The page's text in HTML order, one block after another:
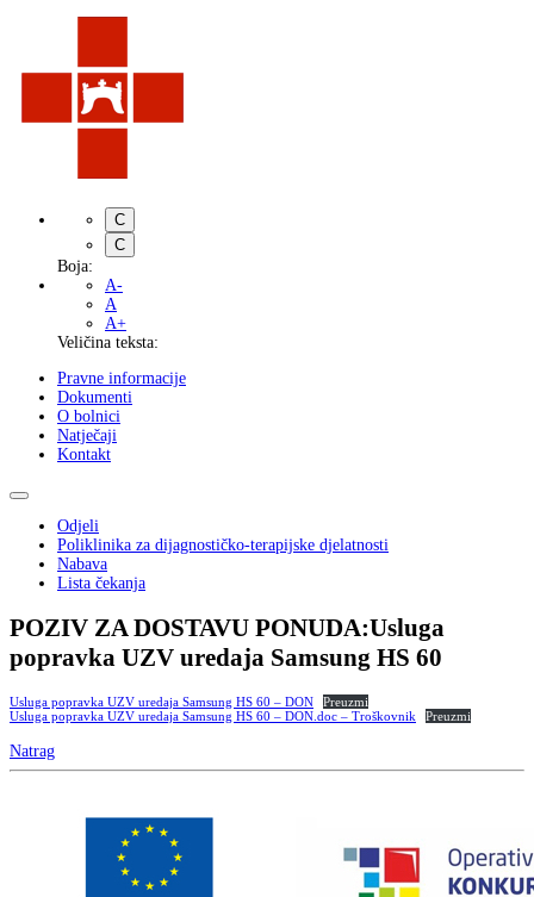
C
C
Boja:
A-
A
A+
Veličina teksta:
Pravne informacije
Dokumenti
O bolnici
Natječaji
Kontakt
Odjeli
Poliklinika za dijagnostičko-terapijske djelatnosti
Nabava
Lista čekanja
POZIV ZA DOSTAVU PONUDA:Usluga
popravka UZV uredaja Samsung HS 60
Usluga popravka UZV uredaja Samsung HS 60 – DON
Preuzmi
Usluga popravka UZV uredaja Samsung HS 60 – DON.doc – Troškovnik
Preuzmi
Natrag